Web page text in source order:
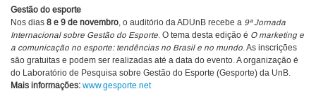
Gestão do esporte
Nos dias 8 e 9 de novembro, o auditório da ADUnB recebe a 9ª Jornada
Internacional sobre Gestão do Esporte. O tema desta edição é O marketing e
a comunicação no esporte: tendências no Brasil e no mundo. As inscrições
são gratuitas e podem ser realizadas até a data do evento. A organização é
do Laboratório de Pesquisa sobre Gestão do Esporte (Gesporte) da UnB.
Mais informações: www.gesporte.net